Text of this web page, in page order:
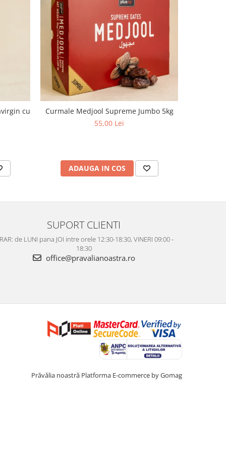
cu
Curmale Medjool Supreme Jumbo 5kg
55,00 Lei
ADAUGA IN COS
SUPORT CLIENTI
de LUNI pana JOI intre orele 12:30-18:30, VINERI 09:00 -
18:30
office@pravalianoastra.ro
Prăvălia noastră Platforma E-commerce by Gomag